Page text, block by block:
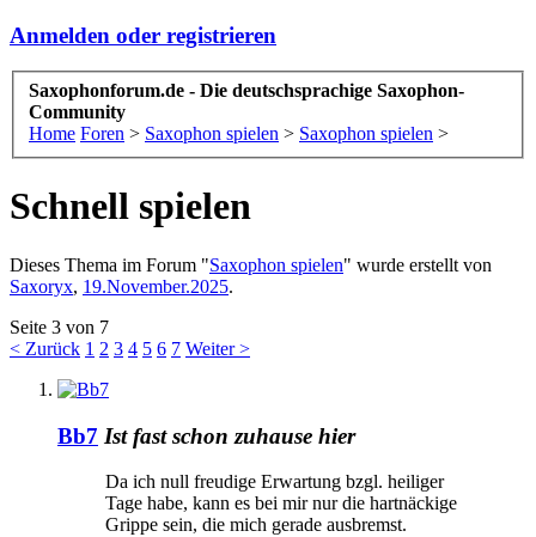
Anmelden oder registrieren
Saxophonforum.de - Die deutschsprachige Saxophon-
Community
Home Foren > Saxophon spielen > Saxophon spielen >
Schnell spielen
Dieses Thema im Forum "Saxophon spielen" wurde erstellt von
Saxoryx, 19.November.2025.
Seite 3 von 7
< Zurück 1 2 3 4 5 6 7 Weiter >
Bb7 Ist fast schon zuhause hier
Da ich null freudige Erwartung bzgl. heiliger
Tage habe, kann es bei mir nur die hartnäckige
Grippe sein, die mich gerade ausbremst.